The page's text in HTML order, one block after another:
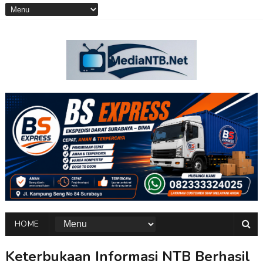
HOME
Keterbukaan Informasi NTB Berhasil